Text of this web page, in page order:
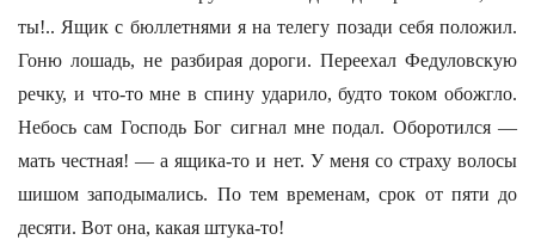
ты!.. Ящик с бюллетнями я на телегу позади себя положил.
Гоню лошадь, не разбирая дороги. Переехал Федуловскую
речку, и что-то мне в спину ударило, будто током обожгло.
Небось сам Господь Бог сигнал мне подал. Оборотился —
мать честная! — а ящика-то и нет. У меня со страху волосы
шишом заподымались. По тем временам, срок от пяти до
десяти. Вот она, какая штука-то!